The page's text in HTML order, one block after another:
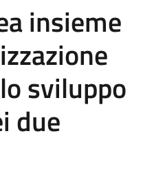
insieme
sviluppo
due